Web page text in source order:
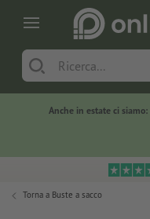
Anche in estate ci siamo:
Torna a Buste a sacco